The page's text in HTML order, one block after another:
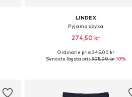
LINDEX
Pyjamasbyxa
274,50 kr
Tillgängliga storlekar: XS, S, M, L, XL
Ordinarie pris: 345,00 kr
Senaste lägsta pris:305,00 kr-10%